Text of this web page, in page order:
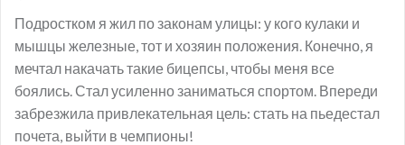
Подростком я жил по законам улицы: у кого кулаки и
мышцы железные, тот и хозяин положения. Конечно, я
мечтал накачать такие бицепсы, чтобы меня все
боялись. Стал усиленно заниматься спортом. Впереди
забрезжила привлекательная цель: стать на пьедестал
почета, выйти в чемпионы!